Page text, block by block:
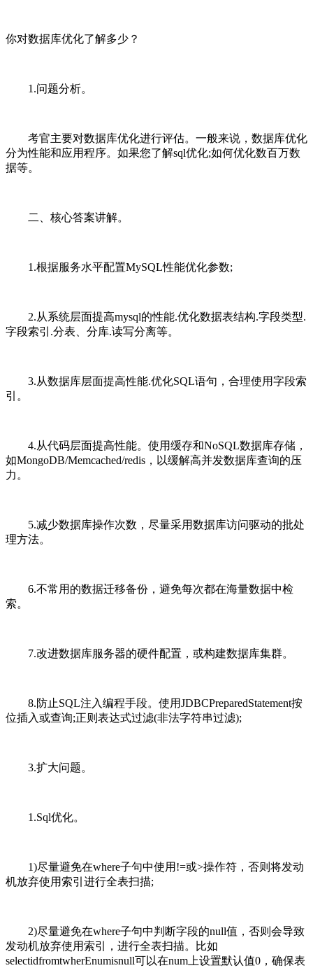
你对数据库优化了解多少？
1.问题分析。
考官主要对数据库优化进行评估。一般来说，数据库优化
分为性能和应用程序。如果您了解sql优化;如何优化数百万数
据等。
二、核心答案讲解。
1.根据服务水平配置MySQL性能优化参数;
2.从系统层面提高mysql的性能.优化数据表结构.字段类型.
字段索引.分表、分库.读写分离等。
3.从数据库层面提高性能.优化SQL语句，合理使用字段索
引。
4.从代码层面提高性能。使用缓存和NoSQL数据库存储，
如MongoDB/Memcached/redis，以缓解高并发数据库查询的压
力。
5.减少数据库操作次数，尽量采用数据库访问驱动的批处
理方法。
6.不常用的数据迁移备份，避免每次都在海量数据中检
索。
7.改进数据库服务器的硬件配置，或构建数据库集群。
8.防止SQL注入编程手段。使用JDBCPreparedStatement按
位插入或查询;正则表达式过滤(非法字符串过滤);
3.扩大问题。
1.Sql优化。
1)尽量避免在where子句中使用!=或>操作符，否则将发动
机放弃使用索引进行全表扫描;
2)尽量避免在where子句中判断字段的null值，否则会导致
发动机放弃使用索引，进行全表扫描。比如
selectidfromtwherEnumisnull可以在num上设置默认值0，确保表